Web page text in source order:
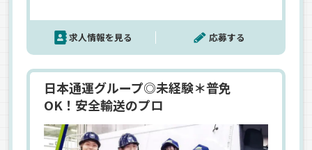
求人情報を見る 応募する
日本通運グループ◎未経験＊普免
OK！安全輸送のプロ